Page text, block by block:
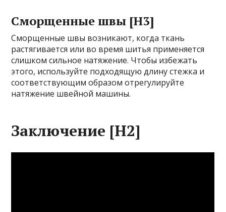
Сморщенные швы [H3]
Сморщенные швы возникают, когда ткань
растягивается или во время шитья применяется
слишком сильное натяжение. Чтобы избежать
этого, используйте подходящую длину стежка и
соответствующим образом отрегулируйте
натяжение швейной машины.
Заключение [H2]